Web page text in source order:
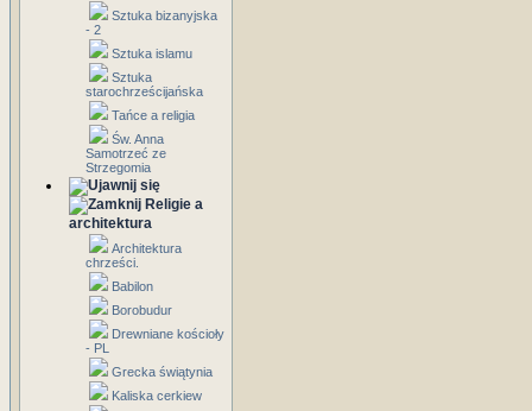
Sztuka bizanyjska
- 2
Sztuka islamu
Sztuka
starochrześcijańska
Tańce a religia
Św. Anna
Samotrzeć ze
Strzegomia
Religie a
architektura
Architektura
chrześci.
Babilon
Borobudur
Drewniane kościoły
- PL
Grecka świątynia
Kaliska cerkiew